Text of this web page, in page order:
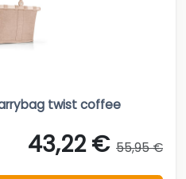
twist coffee
43,22 € 55,95 €